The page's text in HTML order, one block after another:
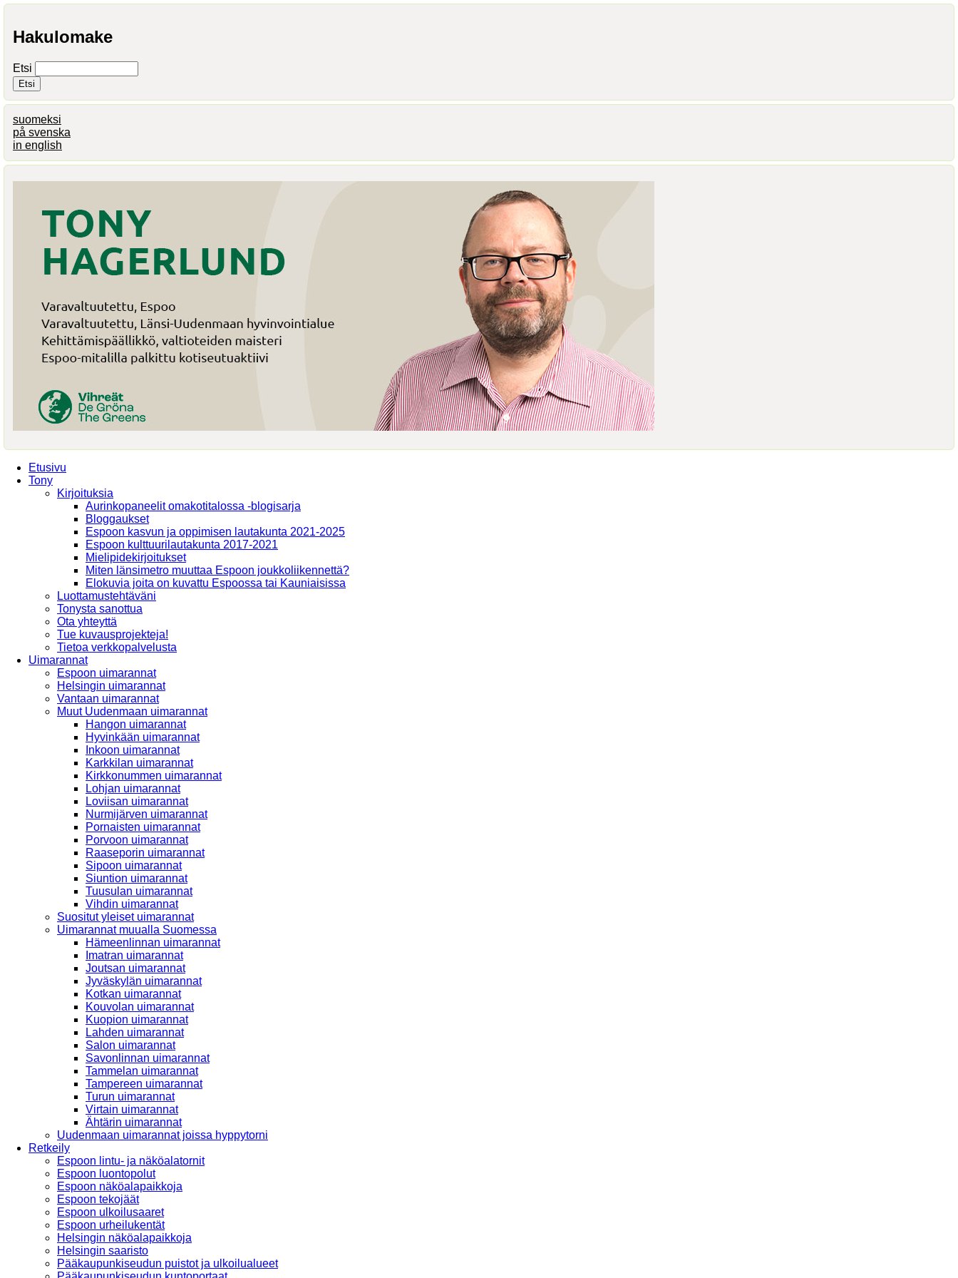
Hakulomake
Etsi
suomeksi
på svenska
in english
Etusivu
Tony
Kirjoituksia
Aurinkopaneelit omakotitalossa -blogisarja
Bloggaukset
Espoon kasvun ja oppimisen lautakunta 2021-2025
Espoon kulttuurilautakunta 2017-2021
Mielipidekirjoitukset
Miten länsimetro muuttaa Espoon joukkoliikennettä?
Elokuvia joita on kuvattu Espoossa tai Kauniaisissa
Luottamustehtäväni
Tonysta sanottua
Ota yhteyttä
Tue kuvausprojekteja!
Tietoa verkkopalvelusta
Uimarannat
Espoon uimarannat
Helsingin uimarannat
Vantaan uimarannat
Muut Uudenmaan uimarannat
Hangon uimarannat
Hyvinkään uimarannat
Inkoon uimarannat
Karkkilan uimarannat
Kirkkonummen uimarannat
Lohjan uimarannat
Loviisan uimarannat
Nurmijärven uimarannat
Pornaisten uimarannat
Porvoon uimarannat
Raaseporin uimarannat
Sipoon uimarannat
Siuntion uimarannat
Tuusulan uimarannat
Vihdin uimarannat
Suositut yleiset uimarannat
Uimarannat muualla Suomessa
Hämeenlinnan uimarannat
Imatran uimarannat
Joutsan uimarannat
Jyväskylän uimarannat
Kotkan uimarannat
Kouvolan uimarannat
Kuopion uimarannat
Lahden uimarannat
Salon uimarannat
Savonlinnan uimarannat
Tammelan uimarannat
Tampereen uimarannat
Turun uimarannat
Virtain uimarannat
Ähtärin uimarannat
Uudenmaan uimarannat joissa hyppytorni
Retkeily
Espoon lintu- ja näköalatornit
Espoon luontopolut
Espoon näköalapaikkoja
Espoon tekojäät
Espoon ulkoilusaaret
Espoon urheilukentät
Helsingin näköalapaikkoja
Helsingin saaristo
Pääkaupunkiseudun puistot ja ulkoilualueet